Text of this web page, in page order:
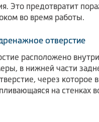
Это предотвратит
во время работы.
отверстие
расположено внутри
в нижней части
через которое
на стенках